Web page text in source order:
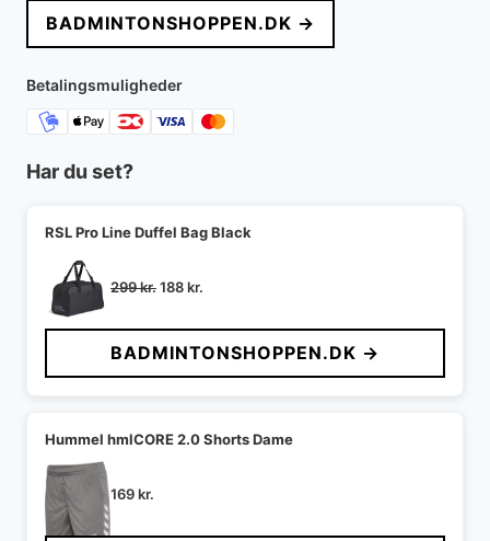
var:
275 kr..
er:
BADMINTONSHOPPEN.DK →
Betalingsmuligheder
Har du set?
RSL Pro Line Duffel Bag Black
299kr.Den
pris
var:
299 kr..
188kr.
pris
er:
188 kr..
BADMINTONSHOPPEN.DK →
Hummel hmlCORE 2.0 Shorts Dame
169kr.